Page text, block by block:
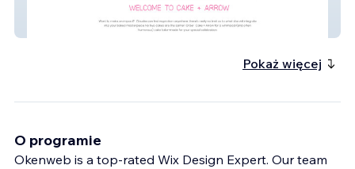
Cake + Arrow
Pokaż więcej
O programie
Okenweb is a top-rated Wix Design Expert. Our team